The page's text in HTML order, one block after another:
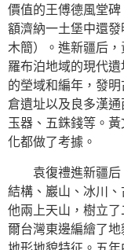
價值的王傅德風堂
額濟納一土堡中還
木簡）。進新疆后
羅布泊地域的現代
的塋域和編年，發
倉遺址以及良多漢
玉器、五銖錢等。
化都做了考據。
袁復禮進新疆
結構、巖山、冰川
他兩上天山，樹立
爾台灣東邊編繪了